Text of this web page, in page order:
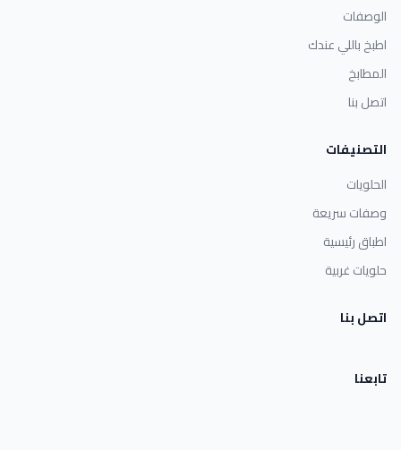
الوصفات
اطبخ باللي عندك
المطابخ
اتصل بنا
التصنيفات
الحلويات
وصفات سريعة
اطباق رئيسية
حلويات غربية
اتصل بنا
تابعنا